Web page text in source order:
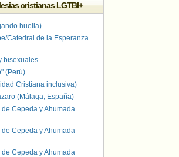
cristianas LGTBI+
huella)
Catedral de la Esperanza
bisexuales
(Perú)
Cristiana inclusiva)
(Málaga, España)
Cepeda y Ahumada
Cepeda y Ahumada
Cepeda y Ahumada